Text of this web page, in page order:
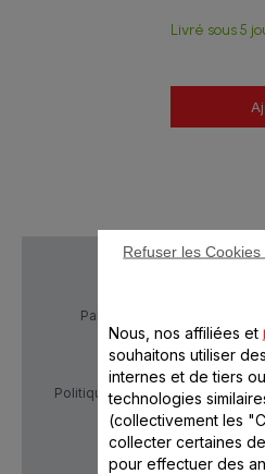
Livré sous 5
Paiement Sécurisé
Politique de confidentialité
Nous, nos affiliées et
souhaitons utiliser
internes et de tiers
technologies
(collectivement les
collecter certaines de
pour effectuer des
Refuser les